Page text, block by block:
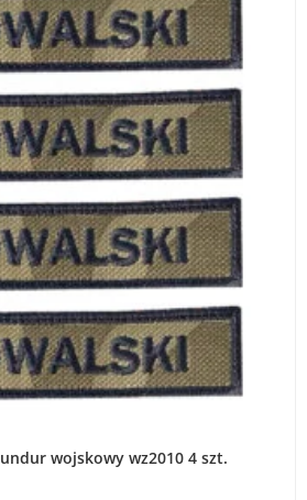
wojskowy wz2010 4 szt.